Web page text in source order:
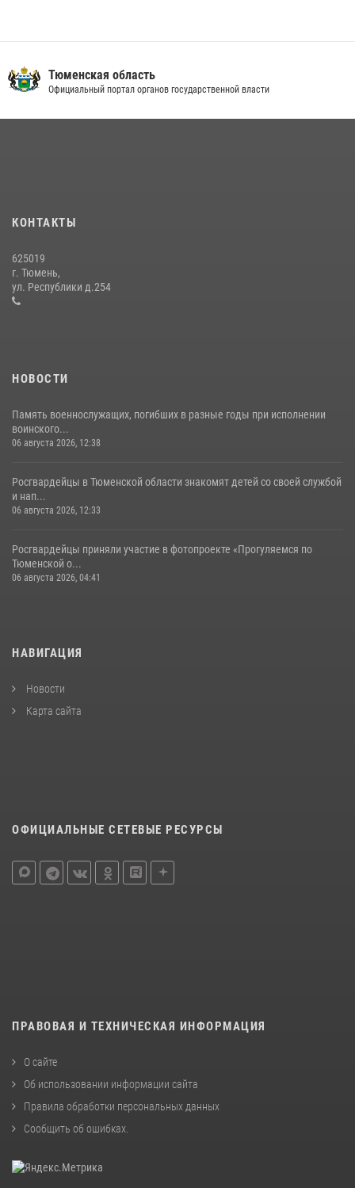
05 августа 2026, 05:35
Сотрудники тюменского СОБР "Сова" отработали навыки
десантирования на Урале
16 июля 2026, 10:42
Тюменская область
Официальный портал органов государственной власти
КОНТАКТЫ
625019
г. Тюмень,
ул. Республики д.254
НОВОСТИ
Память военнослужащих, погибших в разные годы при исполнении
воинского...
06 августа 2026, 12:38
Росгвардейцы в Тюменской области знакомят детей со своей службой
и нап...
06 августа 2026, 12:33
Росгвардейцы приняли участие в фотопроекте «Прогуляемся по
Тюменской о...
06 августа 2026, 04:41
НАВИГАЦИЯ
Новости
Карта сайта
ОФИЦИАЛЬНЫЕ СЕТЕВЫЕ РЕСУРСЫ
ПРАВОВАЯ И ТЕХНИЧЕСКАЯ ИНФОРМАЦИЯ
О сайте
Об использовании информации сайта
Правила обработки персональных данных
Сообщить об ошибках